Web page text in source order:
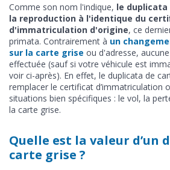
Comme son nom l'indique, le
la reproduction à l'identique du
d'immatriculation d'origine, ce
primata. Contrairement à un
sur la carte grise ou d'adresse,
effectuée (sauf si votre véhicule est
voir ci-après). En effet, le duplicata de
remplacer le certificat d’immatriculation
situations bien spécifiques : le vol, la
la carte grise.
Quelle est la valeur d’un
carte grise ?